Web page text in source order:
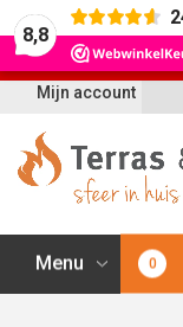
8,8
Mijn account
Menu 0
Let op: t/m